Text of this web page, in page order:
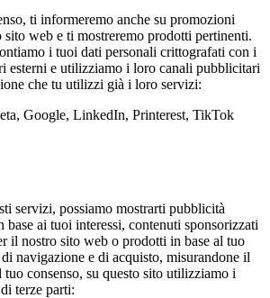
ti informeremo anche su promozioni
sito web e ti mostreremo prodotti pertinenti.
i tuoi dati personali crittografati con i
esterni e utilizziamo i loro canali pubblicitari
che tu utilizzi già i loro servizi:
Google, LinkedIn, Printerest, TikTok
servizi, possiamo mostrarti pubblicità
base ai tuoi interessi, contenuti sponsorizzati
il nostro sito web o prodotti in base al tuo
navigazione e di acquisto, misurandone il
tuo consenso, su questo sito utilizziamo i
terze parti: